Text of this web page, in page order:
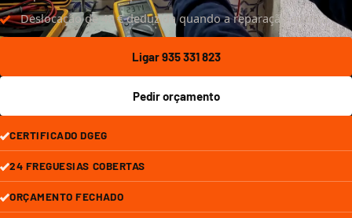
Deslocação de 40 € deduzida quando a reparação avança
Ligar 935 331 823
Pedir orçamento
CERTIFICADO DGEG
24 FREGUESIAS COBERTAS
ORÇAMENTO FECHADO